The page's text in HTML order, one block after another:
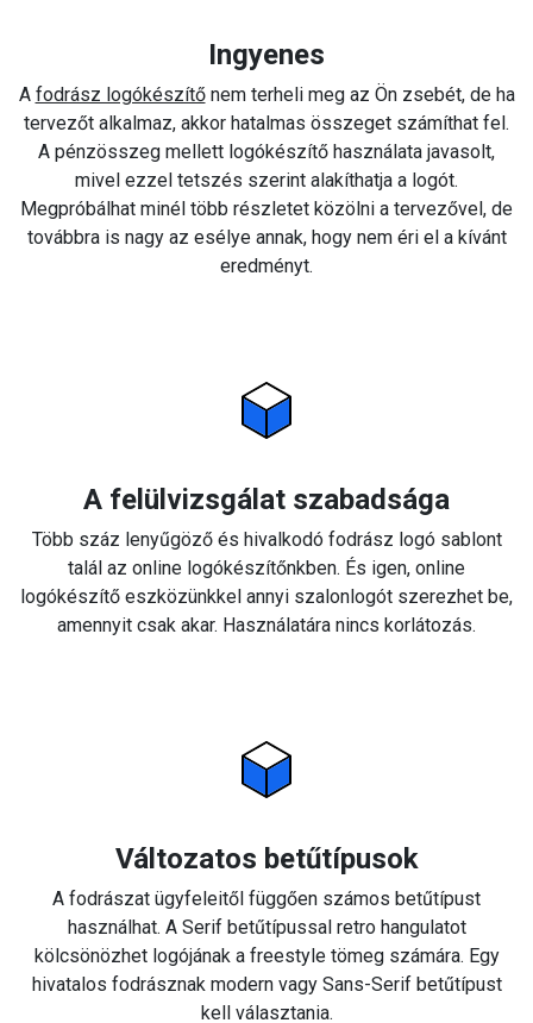
Ingyenes
A fodrász logókészítőnem terheli meg az Ön zsebét, de ha
tervezőt alkalmaz, akkor hatalmas összeget számíthat fel.
A pénzösszeg mellett logókészítő használata javasolt,
mivel ezzel tetszés szerint alakíthatja a logót.
Megpróbálhat minél több részletet közölni a tervezővel, de
továbbra is nagy az esélye annak, hogy nem éri el a kívánt
eredményt.
A felülvizsgálat szabadsága
Több száz lenyűgöző és hivalkodó fodrász logó sablont
talál az online logókészítőnkben. És igen, online
logókészítő eszközünkkel annyi szalonlogót szerezhet be,
amennyit csak akar. Használatára nincs korlátozás.
Változatos betűtípusok
A fodrászat ügyfeleitől függően számos betűtípust
használhat. A Serif betűtípussal retro hangulatot
kölcsönözhet logójának a freestyle tömeg számára. Egy
hivatalos fodrásznak modern vagy Sans-Serif betűtípust
kell választania.